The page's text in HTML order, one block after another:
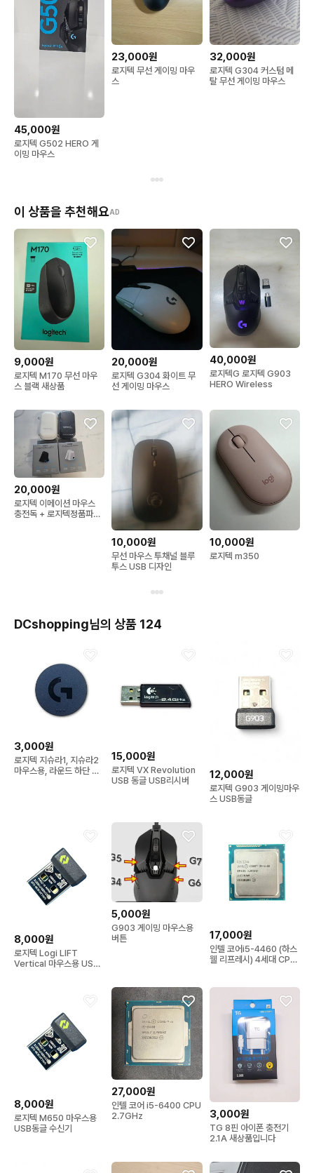
45,000원
로지텍 G502 HERO 게
이밍 마우스
23,000원
로지텍 무선 게이밍 마우
스
32,000원
로지텍 G304 커스텀 메
탈 무선 게이밍 마우스
이 상품을 추천해요AD
9,000원
로지텍 M170 무선 마우
스 블랙 새상품
20,000원
로지텍 G304 화이트 무
선 게이밍 마우스
40,000원
로지텍G 로지텍 G903
HERO Wireless
20,000원
로지텍 이메이션 마우스
충전독 + 로지텍정품파우
10,000원
무선 마우스 투채널 블루
투스 USB 디자인
10,000원
로지텍 m350
DCshopping님의 상품 124
3,000원
로지텍 지슈라1, 지슈라2
마우스용, 라운드 하단 커
15,000원
로지텍 VX Revolution
USB 동글 USB리시버
12,000원
로지텍 G903 게이밍마우
스 USB동글
8,000원
로지텍 Logi LIFT
Vertical 마우스용 USB
5,000원
G903 게이밍 마우스용
버튼
17,000원
인텔 코어i5-4460 (하스
웰 리프레시) 4세대 CPU
8,000원
로지텍 M650 마우스용
USB동글 수신기
27,000원
인텔 코어 i5-6400 CPU
2.7GHz
3,000원
TG 8핀 아이폰 충전기
2.1A 새상품입니다